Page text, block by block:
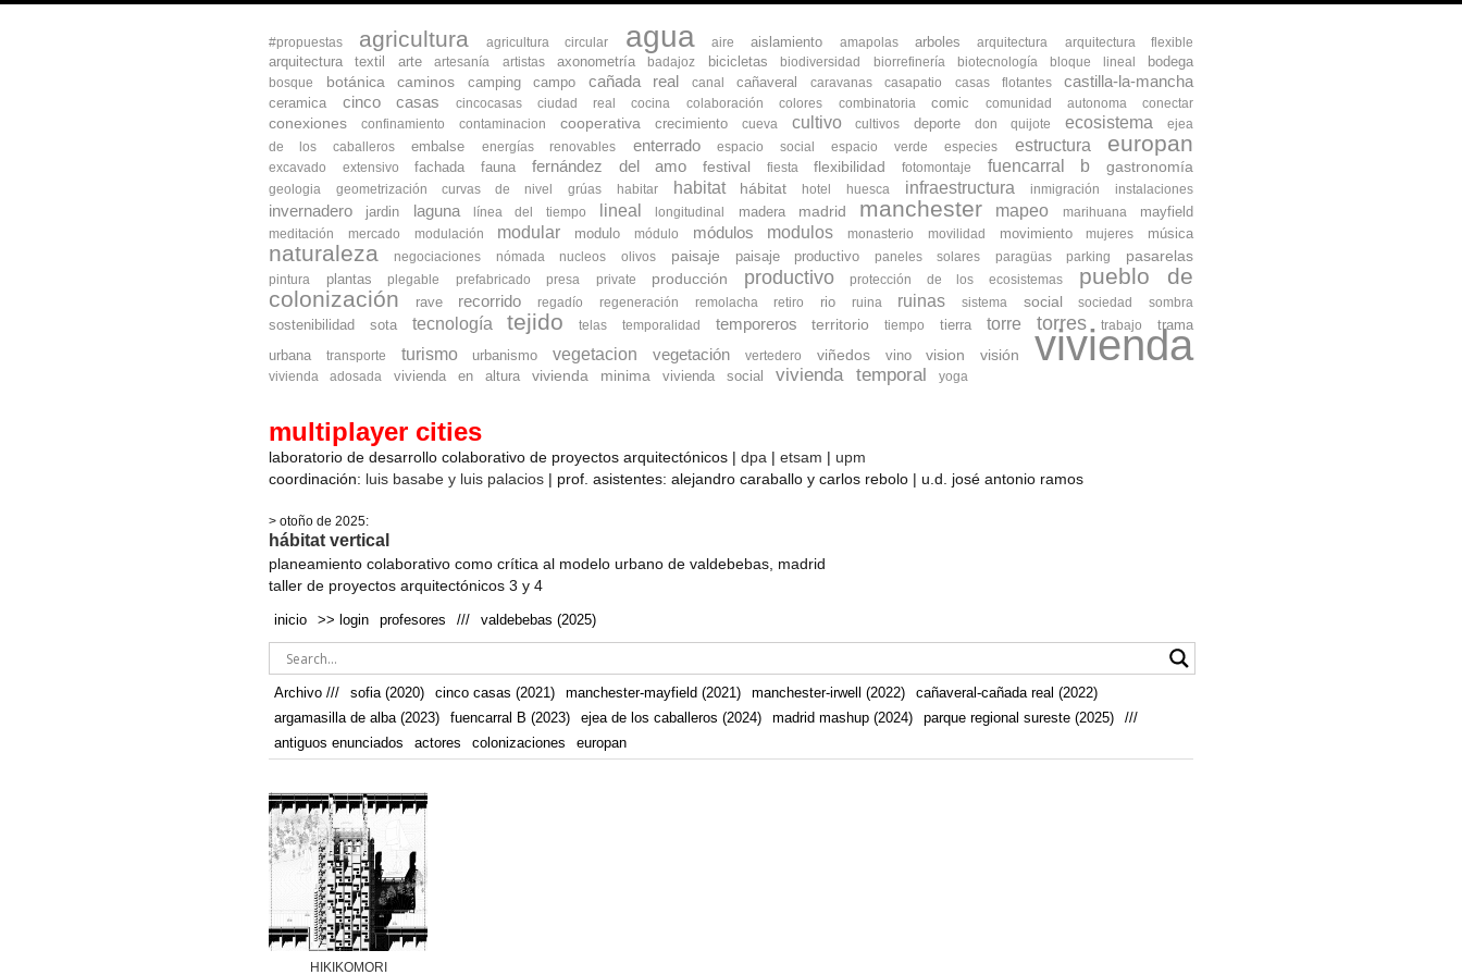
#propuestas agricultura agricultura circular agua aire aislamiento amapolas arboles arquitectura arquitectura flexible
arquitectura textil arte artesanía artistas axonometría badajoz bicicletas biodiversidad biorrefinería biotecnología bloque lineal bodega
bosque botánica caminos camping campo cañada real canal cañaveral caravanas casapatio casas flotantes castilla-la-mancha
ceramica cinco casas cincocasas ciudad real cocina colaboración colores combinatoria comic comunidad autonoma conectar
conexiones confinamiento contaminacion cooperativa crecimiento cueva cultivo cultivos deporte don quijote ecosistema
ejea
de los caballeros
embalse energías renovables enterrado espacio social espacio verde especies estructura europan
excavado extensivo fachada fauna fernández del amo festival fiesta flexibilidad fotomontaje fuencarral b gastronomía
geologia geometrización curvas de nivel grúas habitar habitat hábitat hotel huesca infraestructura inmigración instalaciones
invernadero jardin laguna línea del tiempo lineal longitudinal madera madrid manchester mapeo marihuana mayfield
meditación mercado modulación modular modulo módulo módulos modulos monasterio movilidad movimiento mujeres música
naturaleza negociaciones nómada nucleos olivos paisaje paisaje productivo paneles solares paragüas parking pasarelas
pintura plantas plegable prefabricado presa private producción productivo protección de los ecosistemas
pueblo de
colonización
rave recorrido regadío regeneración remolacha retiro rio ruina ruinas sistema social sociedad sombra
sostenibilidad sota tecnología tejido telas temporalidad temporeros territorio tiempo tierra torre torres trabajo
trama
urbana
transporte turismo urbanismo vegetacion vegetación vertedero viñedos vino vision visión vivienda
vivienda adosada vivienda en altura vivienda minima vivienda social vivienda temporal yoga
multiplayer cities
laboratorio de desarrollo colaborativo de proyectos arquitectónicos | dpa | etsam | upm
coordinación: luis basabe y luis palacios | prof. asistentes: alejandro caraballo y carlos rebolo | u.d. josé antonio ramos
> otoño de 2025:
hábitat vertical
planeamiento colaborativo como crítica al modelo urbano de valdebebas, madrid
taller de proyectos arquitectónicos 3 y 4
inicio >> login profesores /// valdebebas (2025)
Archivo /// sofia (2020) cinco casas (2021) manchester-mayfield (2021) manchester-irwell (2022)
cañaveral-cañada real (2022)
argamasilla de alba (2023)
fuencarral B (2023) ejea de los caballeros (2024) madrid mashup (2024) parque regional sureste (2025)
///
antiguos enunciados
actores colonizaciones europan
HIKIKOMORI